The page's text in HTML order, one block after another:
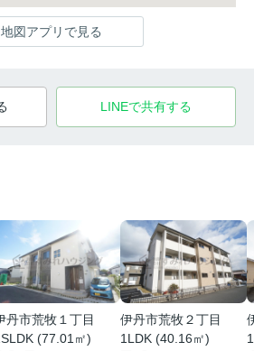
地図アプリで見る
LINEで共有する
丹市荒牧１丁目
(77.01㎡)
伊丹市荒牧２丁目
1LDK (40.16㎡)